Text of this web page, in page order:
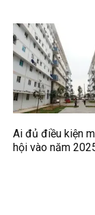
Ai đủ điều kiện
hội vào năm